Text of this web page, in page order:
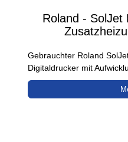
Roland - SolJet
Gebrauchter Roland
Digitaldrucker mit